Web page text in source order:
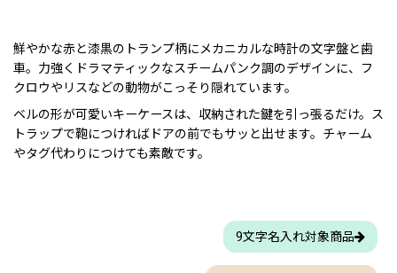
鮮やかな赤と漆黒のトランプ柄にメカニカルな時計の文字盤と歯
車。力強くドラマティックなスチームパンク調のデザインに、フ
クロウやリスなどの動物がこっそり隠れています。
ベルの形が可愛いキーケースは、収納された鍵を引っ張るだけ。ス
トラップで鞄につければドアの前でもサッと出せます。チャーム
やタグ代わりにつけても素敵です。
9文字名入れ対象商品